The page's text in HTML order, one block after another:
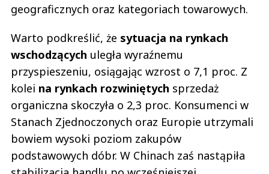
geograficznych oraz kategoriach towarowych.
Warto podkreślić, że sytuacja na rynkach
wschodzących uległa wyraźnemu
przyspieszeniu, osiągając wzrost o 7,1 proc. Z
kolei na rynkach rozwiniętych sprzedaż
organiczna skoczyła o 2,3 proc. Konsumenci w
Stanach Zjednoczonych oraz Europie utrzymali
bowiem wysoki poziom zakupów
podstawowych dóbr. W Chinach zaś nastąpiła